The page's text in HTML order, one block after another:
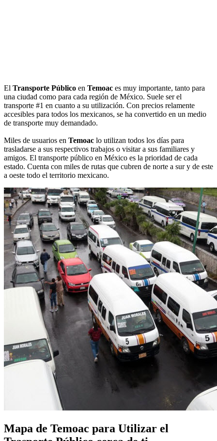
El Transporte Público en Temoac es muy importante, tanto para
una ciudad como para cada región de México. Suele ser el
transporte #1 en cuanto a su utilización. Con precios relamente
accesibles para todos los mexicanos, se ha convertido en un medio
de transporte muy demandado.
Miles de usuarios en Temoac lo utilizan todos los días para
trasladarse a sus respectivos trabajos o visitar a sus familiares y
amigos. El transporte público en México es la prioridad de cada
estado. Cuenta con miles de rutas que cubren de norte a sur y de este
a oeste todo el territorio mexicano.
Mapa de Temoac para Utilizar el